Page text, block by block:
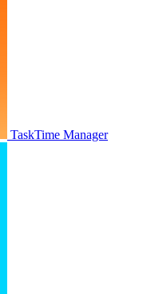
TaskTime Manager